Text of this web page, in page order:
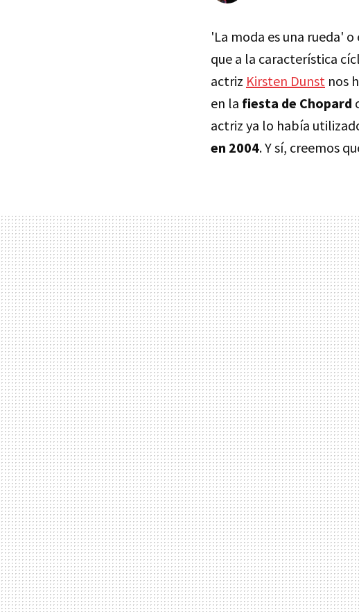
'La moda es una rueda'
que a la característica
actriz Kirsten Dunst nos
en la fiesta de Chopard
actriz ya lo había
en 2004. Y sí, creemos